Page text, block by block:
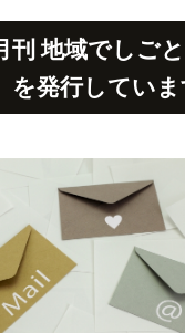
刊 地域でしご
を発行してい